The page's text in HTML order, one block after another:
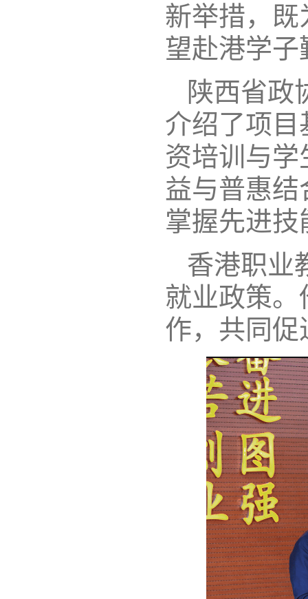
新举措，
望赴港学
陕西省政
介绍了项
资培训与
益与普惠
掌握先进
香港职业
就业政策
作，共同